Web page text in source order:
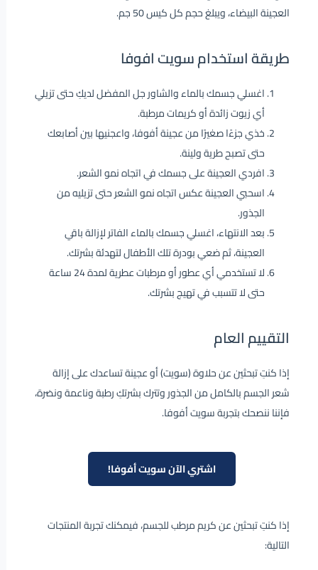
العجينة البيضاء، ويبلغ حجم كل كيس 50 جم.
طريقة استخدام سويت افوفا
اغسلي جسمك بالماء والشاور جل المفضل لديكِ حتى تزيلي
أي زيوت زائدة أو كريمات مرطبة.
خذي جزءًا صغيرًا من عجينة أفوفا، واعجنيها بين أصابعك
حتى تصبح طرية ولينة.
افردي العجينة على جسمك في اتجاه نمو الشعر.
اسحبي العجينة عكس اتجاه نمو الشعر حتى تزيليه من
الجذور.
بعد الانتهاء، اغسلي جسمك بالماء الفاتر لإزالة باقي
العجينة، ثم ضعي بودرة تلك الأطفال لتهدئة بشرتك.
لا تستخدمي أي عطور أو مرطبات عطرية لمدة 24 ساعة
حتى لا تتسبب في تهيج بشرتك.
التقييم العام
إذا كنتِ تبحثين عن حلاوة (سويت) أو عجينة تساعدك على إزالة
شعر الجسم بالكامل من الجذور وتترك بشرتكِ رطبة وناعمة ونضرة،
فإننا ننصحك بتجربة سويت أفوفا.
اشتري الآن سويت أفوفا!
إذا كنتِ تبحثين عن كريم مرطب للجسم، فيمكنك تجربة المنتجات
التالية: